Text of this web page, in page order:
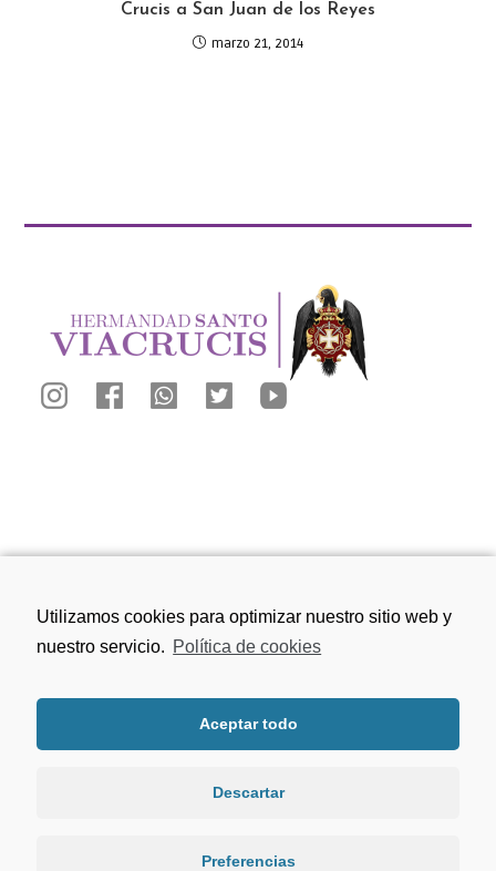
Utilizamos cookies para optimizar nuestro sitio web y
nuestro servicio. Política de cookies
Aceptar todo
Descartar
Preferencias
Crucis a San Juan de los Reyes
marzo 21, 2014
Granada
viacrucisdegranada@gmail.com